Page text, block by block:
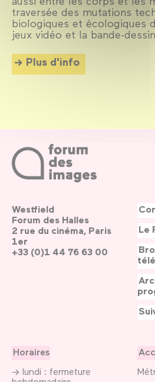
traversée des mutations
biologiques et écologiques
jeux vidéo et la bande-
Plus d'info
Westfield
Forum des Halles
2 rue du cinéma, Paris
1er
+33 (0)1 44 76 63 00
Horaires
→ lundi : fermeture
Le